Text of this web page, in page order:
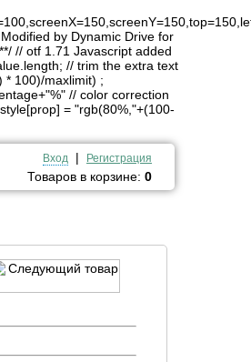
by Dynamic Drive for
// otf 1.71 Javascript added
// trim the extra text
* 100)/maxlimit) ;
// color correction
= "rgb(80%,"+(100-
Вход | Регистрация
Товаров в корзине: 0